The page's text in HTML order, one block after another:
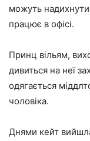
можуть
працює в офісі.
Принц вільям,
дивиться на неї
одягається
чоловіка.
Днями кейт